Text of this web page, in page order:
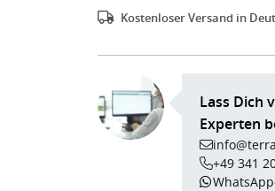
Kostenloser Versand in
Lass Dich
Experten
+49 341